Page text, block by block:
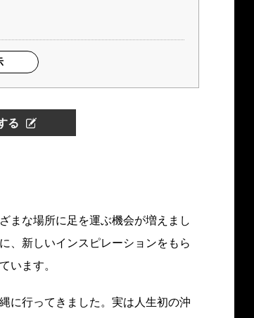
る
まな場所に足を運ぶ機会が増えまし
、新しいインスピレーションをもら
います。
に行ってきました。実は人生初の沖